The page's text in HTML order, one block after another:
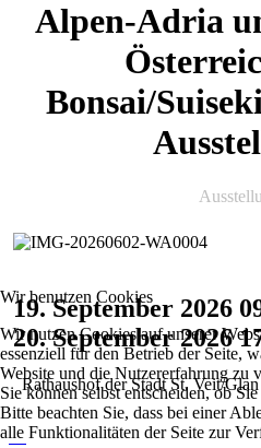
Alpen-Adria
Bonsai/
19. September 2026
20. September 2026
Rathaushof der Stadt St. Veit/Glan
08
Wir benutzen Cookies
Wir nutzen Cookies auf unserer
essenziell für den Betrieb der Seite,
Website und die Nutzererfahrung zu
Sie können selbst entscheiden, ob
Bitte beachten Sie, dass bei einer
alle Funktionalitäten der Seite zur